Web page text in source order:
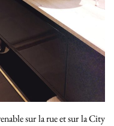
sur la rue et sur la City